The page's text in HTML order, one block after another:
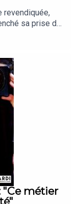
revendiquée,
sa prise de
vie
traduit
le soutien du
CMBEn
Brut.
Matilde
: Ilias
"Ce métier